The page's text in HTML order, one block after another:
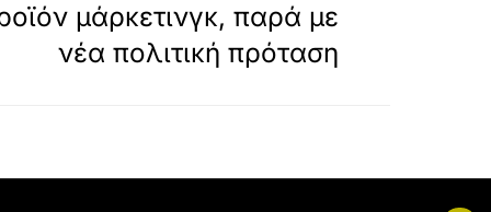
μάρκετινγκ, παρά με
νέα πολιτική πρόταση